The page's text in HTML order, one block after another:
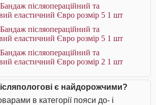
післяопераційний та
еластичний Євро розмір 5 1 шт
післяопераційний та
еластичний Євро розмір 5 1 шт
післяопераційний та
еластичний Євро розмір 2 1 шт
є найдорожчими?
в категорії пояси до- і